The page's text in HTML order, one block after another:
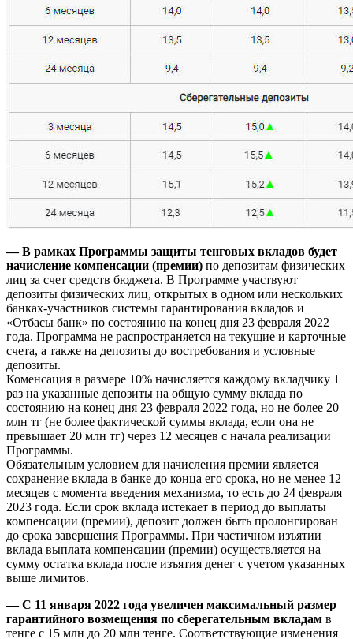
— В рамках Программы защиты тенговых вкладов будет
начисление компенсации (премии) по депозитам физических
лиц за счет средств бюджета. В Программе участвуют
депозиты физических лиц, открытых в одном или нескольких
банках-участников системы гарантирования вкладов и
«Отбасы банк» по состоянию на конец дня 23 февраля 2022
года. Программа не распространяется на текущие и карточные
счета, а также на депозиты до востребования и условные
депозиты.
Коменсация в размере 10% начисляется каждому вкладчику 1
раз на указанные депозиты на общую сумму вклада по
состоянию на конец дня 23 февраля 2022 года, но не более 20
млн тг (не более фактической суммы вклада, если она не
превышает 20 млн тг) через 12 месяцев с начала реализации
Программы.
Обязательным условием для начисления премии является
сохранение вклада в банке до конца его срока, но не менее 12
месяцев с момента введения механизма, то есть до 24 февраля
2023 года. Если срок вклада истекает в период до выплаты
компенсации (премии), депозит должен быть пролонгирован
до срока завершения Программы. При частичном изъятии
вклада выплата компенсации (премии) осуществляется на
сумму остатка вклада после изъятия денег с учетом указанных
выше лимитов.
— С 11 января 2022 года увеличен максимальный размер
гарантийного возмещения по сберегательным вкладам в
тенге с 15 млн до 20 млн тенге. Соответствующие изменения